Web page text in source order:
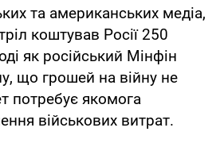
та американських медіа,
коштував Росії 250
як російський Мінфін
що грошей на війну не
потребує якомога
військових витрат.